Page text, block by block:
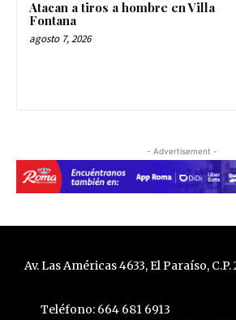
Atacan a tiros a hombre en Villa
Fontana
agosto 7, 2026
- Advertisement -
Av. Las Américas 4633, El Paraíso, C.P.
Teléfono: 664 681 6913